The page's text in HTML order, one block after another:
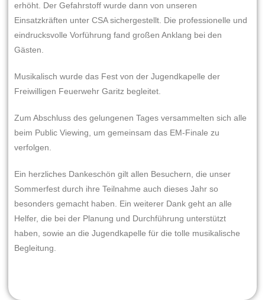
erhöht. Der Gefahrstoff wurde dann von unseren
Einsatzkräften unter CSA sichergestellt. Die professionelle und
eindrucksvolle Vorführung fand großen Anklang bei den
Gästen.
Musikalisch wurde das Fest von der Jugendkapelle der
Freiwilligen Feuerwehr Garitz begleitet.
Zum Abschluss des gelungenen Tages versammelten sich alle
beim Public Viewing, um gemeinsam das EM-Finale zu
verfolgen.
Ein herzliches Dankeschön gilt allen Besuchern, die unser
Sommerfest durch ihre Teilnahme auch dieses Jahr so
besonders gemacht haben. Ein weiterer Dank geht an alle
Helfer, die bei der Planung und Durchführung unterstützt
haben, sowie an die Jugendkapelle für die tolle musikalische
Begleitung.